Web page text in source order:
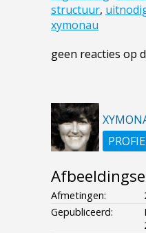
structuur,
xymonau
geen reacties op
Afmetingen:
Gepubliceerd: